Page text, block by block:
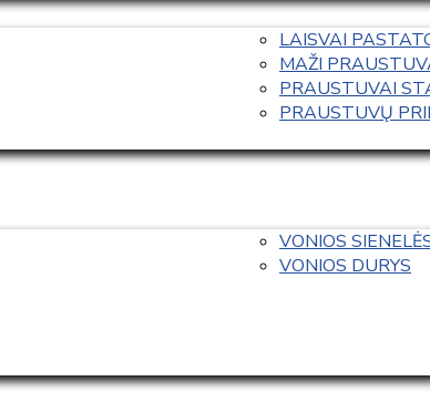
LAISVAI
MAŽI
PRAUSTUVAI
PRAUSTUVŲ
VONIOS
VONIOS DURYS